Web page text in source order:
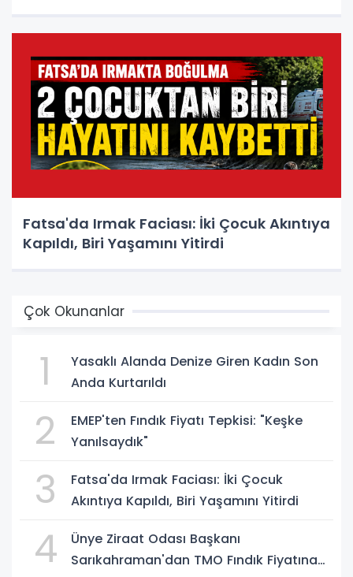
Fatsa'da Irmak Faciası: İki Çocuk Akıntıya
Kapıldı, Biri Yaşamını Yitirdi
Çok Okunanlar
1
Yasaklı Alanda Denize Giren Kadın Son
Anda Kurtarıldı
2
EMEP'ten Fındık Fiyatı Tepkisi: "Keşke
Yanılsaydık"
3
Fatsa'da Irmak Faciası: İki Çocuk
Akıntıya Kapıldı, Biri Yaşamını Yitirdi
4
Ünye Ziraat Odası Başkanı
Sarıkahraman'dan TMO Fındık Fiyatına